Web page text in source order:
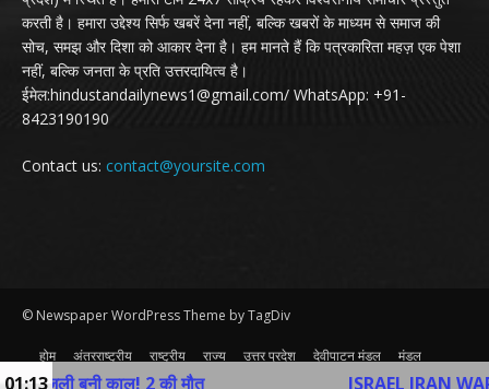
करती है। हमारा उद्देश्य सिर्फ खबरें देना नहीं, बल्कि खबरों के माध्यम से समाज की
सोच, समझ और दिशा को आकार देना है। हम मानते हैं कि पत्रकारिता महज़ एक पेशा
नहीं, बल्कि जनता के प्रति उत्तरदायित्व है।
ईमेल:hindustandailynews1@gmail.com/ WhatsApp: +91-
8423190190
Contact us: contact@yoursite.com
© Newspaper WordPress Theme by TagDiv
होम अंतरराष्ट्रीय राष्ट्रीय राज्य उत्तर प्रदेश देवीपाटन मंडल
मंडल
व्यापार
खेल अन्य Contact Us
बनी काल! 2 की मौत ISRAEL IRAN WAR:
01:13